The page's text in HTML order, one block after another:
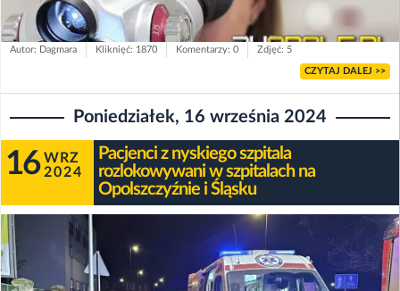
Autor: Dagmara Kliknięć: 1870 Komentarzy: 0 Zdjęć: 5
CZYTAJ DALEJ >>
Poniedziałek, 16 września 2024
16 WRZ
2024
Pacjenci z nyskiego szpitala
rozlokowywani w szpitalach na
Opolszczyźnie i Śląsku